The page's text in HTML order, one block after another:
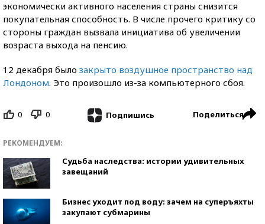
экономически активного населения страны снизится
покупательная способность. В числе прочего критику со
стороны граждан вызвала инициатива об увеличении
возраста выхода на пенсию.
12 декабря было закрыто воздушное пространство над
Лондоном. Это произошло из-за компьютерного сбоя.
0 0 Подпишись Поделиться
РЕКОМЕНДУЕМ:
Судьба наследства: истории удивительных
завещаний
Бизнес уходит под воду: зачем на суперъяхты
закупают субмарины